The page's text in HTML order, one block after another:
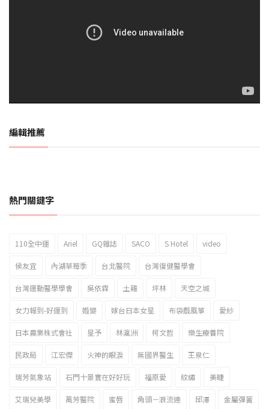
編輯推薦
2023新北市北海岸國際風箏節「風在石起」霸氣回歸
熱門關鍵字
110全中運 Ariel GQ雜誌 SACO S Hotel video
侯友宜 內湖草莓季 台北醫院 台灣復健醫學會
台灣運動醫學學會 吳依霖 土雞 坪林 天空之城
女力報到-好運到 婚變 嫁台日本女星 布袋戲風箏 愛紗
日本農業株式會社 星予 林瀛洲 柯文哲 樂生療養院
民政局 江宏傑 火神的眼淚 無國界醫生 王泉仁
瑞芳氣象站 石門十景實在好好玩 福原愛 紋繡 美睫
艾瑞兒美學 萬芳醫院 蜜唇 角頭－浪流連 邱澤 金屬彈簧